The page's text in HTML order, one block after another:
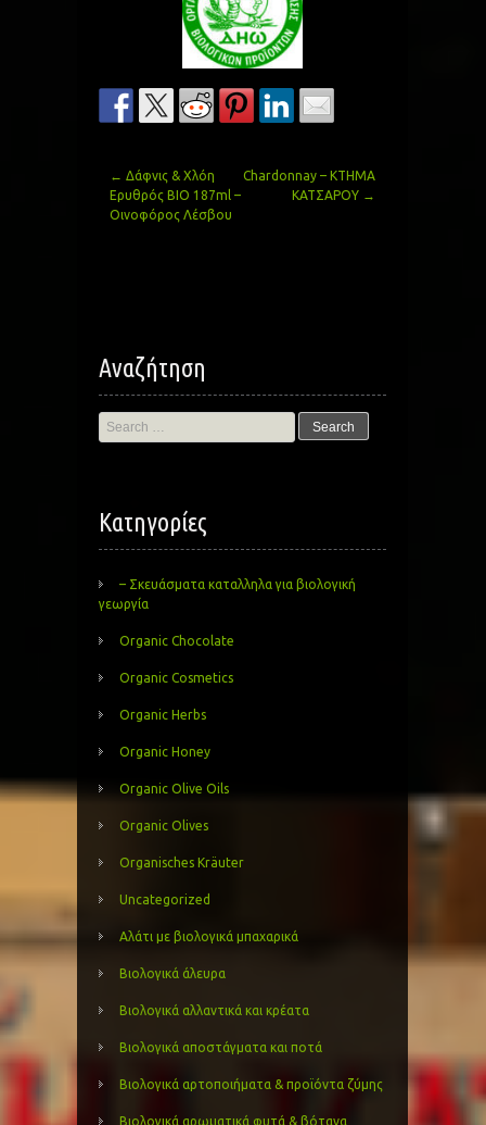
Post
← Δάφνις & Χλόη
Ερυθρός BIO 187ml –
Οινοφόρος Λέσβου
Chardonnay – ΚΤΗΜΑ
ΚΑΤΣΑΡΟΥ →
Αναζήτηση
Search
for:
Kατηγορίες
– Σκευάσματα καταλληλα για βιολογική
γεωργία
Organic Chocolate
Organic Cosmetics
Organic Herbs
Organic Honey
Organic Olive Oils
Organic Olives
Organisches Kräuter
Uncategorized
Αλάτι με βιολογικά μπαχαρικά
Βιολογικά άλευρα
Βιολογικά αλλαντικά και κρέατα
Βιολογικά αποστάγματα και ποτά
Βιολογικά αρτοποιήματα & προϊόντα ζύμης
Βιολογικά αρωματικά φυτά & βότανα